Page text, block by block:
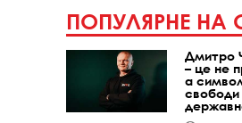
ПОПУЛЯРНЕ НА
Дмитро
– це не
а
свободи